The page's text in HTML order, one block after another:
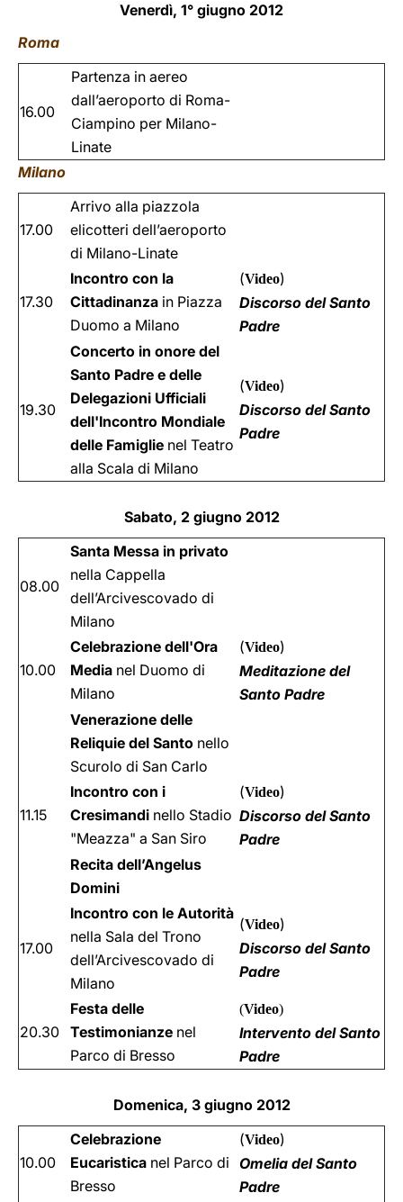
Venerdì, 1° giugno 2012
Roma
16.00
Partenza in aereo
dall’aeroporto di Roma-
Ciampino per Milano-
Linate
Milano
17.00
Arrivo alla piazzola
elicotteri dell’aeroporto
di Milano-Linate
17.30
Incontro con la
Cittadinanza in Piazza
Duomo a Milano
(Video)
Discorso del Santo
Padre
19.30
Concerto in onore del
Santo Padre e delle
Delegazioni Ufficiali
dell'Incontro Mondiale
delle Famiglie nel Teatro
alla Scala di Milano
(Video)
Discorso del Santo
Padre
Sabato, 2 giugno 2012
08.00
Santa Messa in privato
nella Cappella
dell’Arcivescovado di
Milano
10.00
Celebrazione dell'Ora
Media nel Duomo di
Milano
(Video)
Meditazione del
Santo Padre
Venerazione delle
Reliquie del Santo nello
Scurolo di San Carlo
11.15
Incontro con i
Cresimandi nello Stadio
"Meazza" a San Siro
(Video)
Discorso del Santo
Padre
Recita dell’Angelus
Domini
17.00
Incontro con le Autorità
nella Sala del Trono
dell’Arcivescovado di
Milano
(Video)
Discorso del Santo
Padre
20.30
Festa delle
Testimonianze nel
Parco di Bresso
(Video)
Intervento del Santo
Padre
Domenica, 3 giugno 2012
10.00
Celebrazione
Eucaristica nel Parco di
Bresso
(Video)
Omelia del Santo
Padre